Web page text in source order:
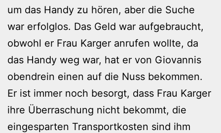
um das Handy zu hören, aber die Suche
war erfolglos. Das Geld war aufgebraucht,
obwohl er Frau Karger anrufen wollte, da
das Handy weg war, hat er von Giovannis
obendrein einen auf die Nuss bekommen.
Er ist immer noch besorgt, dass Frau Karger
ihre Überraschung nicht bekommt, die
eingesparten Transportkosten sind ihm